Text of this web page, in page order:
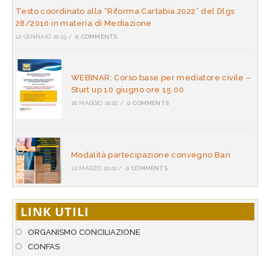
Testo coordinato alla “Riforma Cartabia 2022” del Dlgs
28/2010 in materia di Mediazione
12 GENNAIO 2023 / 0 COMMENTS
WEBINAR: Corso base per mediatore civile –
Sturt up 10 giugno ore 15.00
26 MAGGIO 2022 / 0 COMMENTS
Modalità partecipazione convegno Bari
22 MARZO 2022 / 0 COMMENTS
LINK UTILI
ORGANISMO CONCILIAZIONE
CONFAS